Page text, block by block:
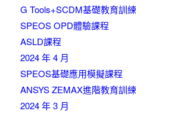
G Tools+SCDM基礎教育訓練
SPEOS OPD體驗課程
ASLD課程
2024 年 4 月
SPEOS基礎應用模擬課程
ANSYS ZEMAX進階教育訓練
2024 年 3 月